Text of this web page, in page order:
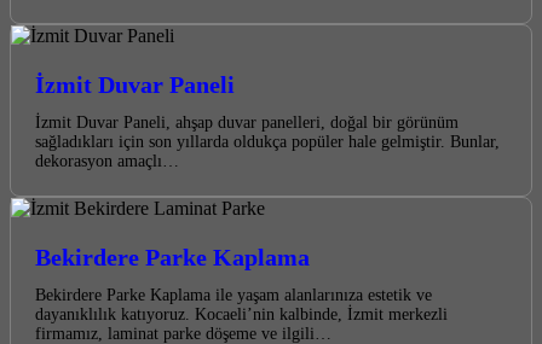
İzmit Duvar Paneli
İzmit Duvar Paneli, ahşap duvar panelleri, doğal bir görünüm
sağladıkları için son yıllarda oldukça popüler hale gelmiştir. Bunlar,
dekorasyon amaçlı…
Bekirdere Parke Kaplama
Bekirdere Parke Kaplama ile yaşam alanlarınıza estetik ve
dayanıklılık katıyoruz. Kocaeli’nin kalbinde, İzmit merkezli
firmamız, laminat parke döşeme ve ilgili…